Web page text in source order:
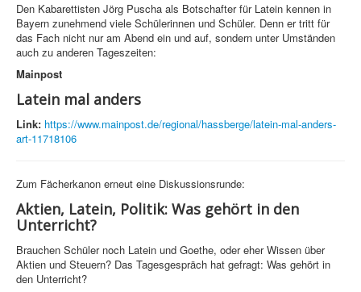
Den Kabarettisten Jörg Puscha als Botschafter für Latein kennen in
Bayern zunehmend viele Schülerinnen und Schüler. Denn er tritt für
das Fach nicht nur am Abend ein und auf, sondern unter Umständen
auch zu anderen Tageszeiten:
Mainpost
Latein mal anders
Link: https://www.mainpost.de/regional/hassberge/latein-mal-anders-
art-11718106
Zum Fächerkanon erneut eine Diskussionsrunde:
Aktien, Latein, Politik: Was gehört in den
Unterricht?
Brauchen Schüler noch Latein und Goethe, oder eher Wissen über
Aktien und Steuern? Das Tagesgespräch hat gefragt: Was gehört in
den Unterricht?